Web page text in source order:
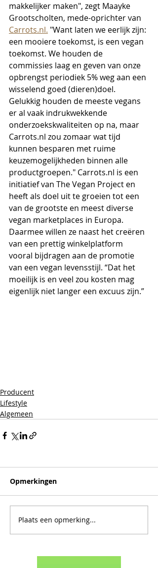
makkelijker maken", zegt Maayke
Grootscholten, mede-oprichter van
Carrots.nl. "Want laten we eerlijk zijn:
een mooiere toekomst, is een vegan
toekomst. We houden de
commissies laag en geven van onze
opbrengst periodiek 5% weg aan een
wisselend goed (dieren)doel.
Gelukkig houden de meeste vegans
er al vaak indrukwekkende
onderzoekskwaliteiten op na, maar
Carrots.nl zou zomaar wat tijd
kunnen besparen met ruime
keuzemogelijkheden binnen alle
productgroepen." Carrots.nl is een
initiatief van The Vegan Project en
heeft als doel uit te groeien tot een
van de grootste en meest diverse
vegan marketplaces in Europa.
Daarmee willen ze naast het creëren
van een prettig winkelplatform
vooral bijdragen aan de promotie
van een vegan levensstijl. “Dat het
moeilijk is en veel zou kosten mag
eigenlijk niet langer een excuus zijn.”
Producent
Lifestyle
Algemeen
Opmerkingen
Plaats een opmerking...